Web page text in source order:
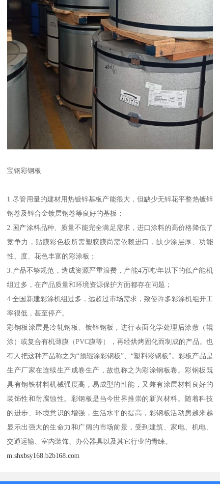
宝钢彩钢板
1.尽管用量的建材用热镀锌基板产能很大，但缺少无锌花平整热镀锌
钢卷及锌合金镀层钢卷等良好的基板；
2.国产涂料品种、质量不能完全满足需求，进口涂料的高价格降低了
竞争力，贴膜彩色板所需塑胶膜尚需依赖进口，缺少涂层厚、功能
性、度、花色丰富的彩涂板；
3.产品不够规范，造成资源严重浪费，产能4万吨/年以下的低产能机
组过多，在产品质量和环境资源保护方面都存在问题；
4.全国新建彩涂机组过多，远超过市场需求，致使许多彩涂机组开工
率很低，甚至停产。
彩钢板涂层是冷轧钢板、镀锌钢板，进行表面化学处理后涂敷（辊
涂）或复合有机薄膜（PVC膜等），再经烘烤固化而制成的产品。也
有人把这种产品称之为“预辊涂彩钢板”、“塑料彩钢板”。彩板产品是
生产厂家在连续生产成卷生产，故也称之为彩涂钢板卷。彩钢板既
具有钢铁材料机械强度高，易成型的性能，又兼有涂层材料良好的
装饰性和耐腐蚀性。彩钢板是当今世界推崇的新兴材料。随着科技
的进步、环境意识的增强，生活水平的提高，彩钢板活动房越来越
显示出强大的生命力和广阔的市场前景，受到建筑、家电、机电、
交通运输、室内装饰、办公器具以及其它行业的青睐。
m.shxbsy168.b2b168.com